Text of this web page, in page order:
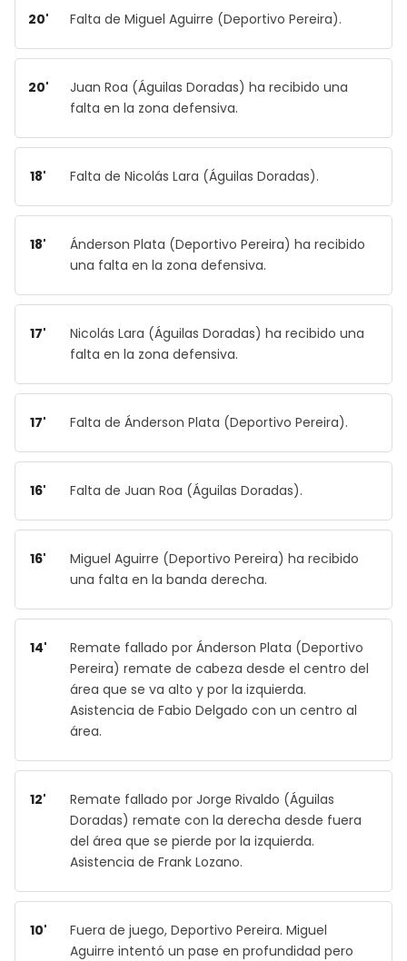
20' Falta de Miguel Aguirre (Deportivo Pereira).
20'
Juan Roa (Águilas Doradas) ha recibido una
falta en la zona defensiva.
18' Falta de Nicolás Lara (Águilas Doradas).
18'
Ánderson Plata (Deportivo Pereira) ha recibido
una falta en la zona defensiva.
17'
Nicolás Lara (Águilas Doradas) ha recibido una
falta en la zona defensiva.
17' Falta de Ánderson Plata (Deportivo Pereira).
16' Falta de Juan Roa (Águilas Doradas).
16'
Miguel Aguirre (Deportivo Pereira) ha recibido
una falta en la banda derecha.
14'
Remate fallado por Ánderson Plata (Deportivo
Pereira) remate de cabeza desde el centro del
área que se va alto y por la izquierda.
Asistencia de Fabio Delgado con un centro al
área.
12'
Remate fallado por Jorge Rivaldo (Águilas
Doradas) remate con la derecha desde fuera
del área que se pierde por la izquierda.
Asistencia de Frank Lozano.
10'
Fuera de juego, Deportivo Pereira. Miguel
Aguirre intentó un pase en profundidad pero